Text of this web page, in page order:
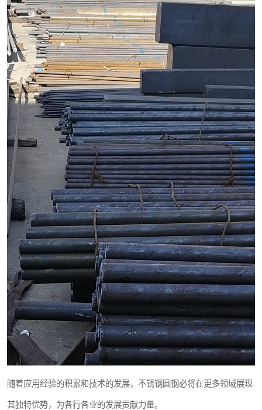
随着应用经验的积累和技术的发展，不锈钢圆钢必将在更多领域展现
其独特优势，为各行各业的发展贡献力量。